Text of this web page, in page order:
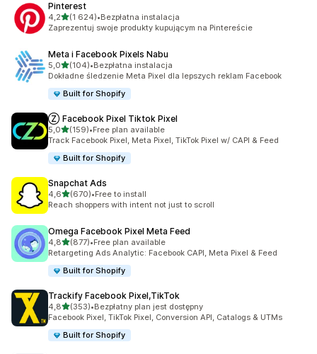
Pinterest
4,2na 5 gwiazdek
(1 624)
Łączna liczba recenzji: 1624
•Bezpłatna instalacja
Zaprezentuj swoje produkty kupującym na Pintereście
Meta i Facebook Pixels Nabu
5,0na 5 gwiazdek
(104)
Łączna liczba recenzji: 104
•Bezpłatna instalacja
Dokładne śledzenie Meta Pixel dla lepszych reklam Facebook
Built for Shopify
Ⓩ Facebook Pixel Tiktok Pixel
5,0na 5 gwiazdek
(159)
Łączna liczba recenzji: 159
•Free plan available
Track Facebook Pixel, Meta Pixel, TikTok Pixel w/ CAPI & Feed
Built for Shopify
Snapchat Ads
4,6na 5 gwiazdek
(670)
Łączna liczba recenzji: 670
•Free to install
Reach shoppers with intent not just to scroll
Omega Facebook Pixel Meta Feed
4,8na 5 gwiazdek
(877)
Łączna liczba recenzji: 877
•Free plan available
Retargeting Ads Analytic: Facebook CAPI, Meta Pixel & Feed
Built for Shopify
Trackify Facebook Pixel,TikTok
4,8na 5 gwiazdek
(353)
Łączna liczba recenzji: 353
•Bezpłatny plan jest dostępny
Facebook Pixel, TikTok Pixel, Conversion API, Catalogs & UTMs
Built for Shopify